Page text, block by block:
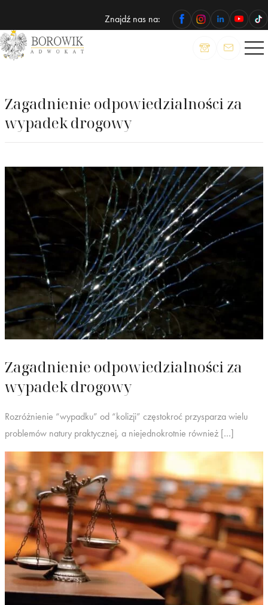
Znajdź nas na:
ADWOKAT
Wojciech
Zagadnienie odpowiedzialności za
wypadek drogowy
Zagadnienie odpowiedzialności za
wypadek drogowy
Rozróżnienie “wypadku” od “kolizji” częstokroć przysparza wielu
problemów natury praktycznej, a niejednokrotnie również […]